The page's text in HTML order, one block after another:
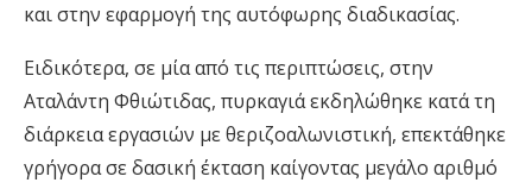
και στην εφαρμογή της αυτόφωρης διαδικασίας.
Ειδικότερα, σε μία από τις περιπτώσεις, στην
Αταλάντη Φθιώτιδας, πυρκαγιά εκδηλώθηκε κατά τη
διάρκεια εργασιών με θεριζοαλωνιστική, επεκτάθηκε
γρήγορα σε δασική έκταση καίγοντας μεγάλο αριθμό